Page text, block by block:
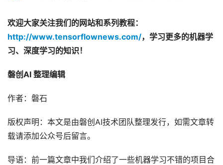
欢迎大家关注我们的网站和系列教程：
http://www.tensorflownews.com/，学习更多的机器学
习、深度学习的知识！
磐创AI 整理编辑
作者：磐石
版权声明：本文是由磐创AI技术团队整理发行，如需文章转
载请添加公众号后留言。
导语：前一篇文章中我们介绍了一些机器学习不错的项目合